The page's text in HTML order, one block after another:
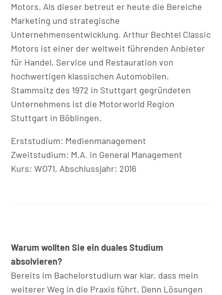
Motors. Als dieser betreut er heute die Bereiche
Marketing und strategische
Unternehmensentwicklung. Arthur Bechtel Classic
Motors ist einer der weltweit führenden Anbieter
für Handel, Service und Restauration von
hochwertigen klassischen Automobilen.
Stammsitz des 1972 in Stuttgart gegründeten
Unternehmens ist die Motorworld Region
Stuttgart in Böblingen.
Erststudium: Medienmanagement
Zweitstudium: M.A. in General Management
Kurs: WO71, Abschlussjahr: 2016
Warum wollten Sie ein duales Studium
absolvieren?
Bereits im Bachelorstudium war klar, dass mein
weiterer Weg in die Praxis führt. Denn Lösungen